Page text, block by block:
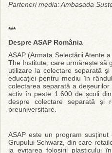
Parteneri media: Ambasada
***
Despre ASAP România
ASAP (Armata Selectării Atente
The Institute, care urmărește să
utilizare la colectare separată
educației pentru mediu în
colectarea separată a
activ în peste 1.600 de școli
despre colectare separată și
preuniversitare.
ASAP este un program
Grupului Schwarz, din care
la evitarea folosirii plasticului